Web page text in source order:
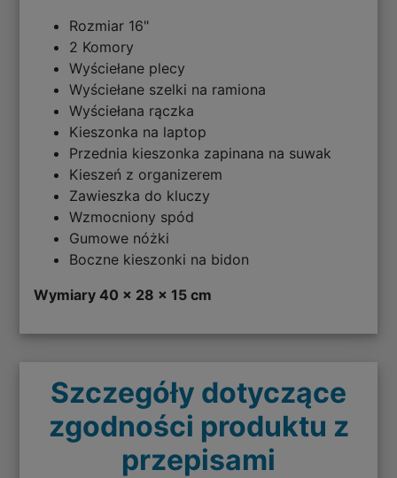
Rozmiar 16"
2 Komory
Wyściełane plecy
Wyściełane szelki na ramiona
Wyściełana rączka
Kieszonka na laptop
Przednia kieszonka zapinana na suwak
Kieszeń z organizerem
Zawieszka do kluczy
Wzmocniony spód
Gumowe nóżki
Boczne kieszonki na bidon
Wymiary 40 x 28 x 15 cm
Szczegóły dotyczące
zgodności produktu z
przepisami